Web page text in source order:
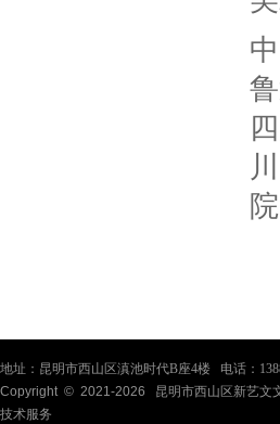
地址：昆明市西山区滇池时代B座4楼 电话：
Copyright © 2021-2026
昆明市西山区新艺文
技术服务